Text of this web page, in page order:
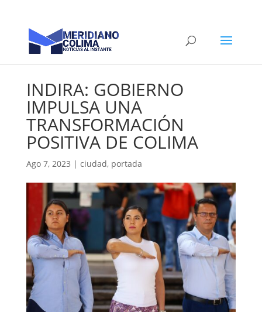
INDIRA: GOBIERNO
IMPULSA UNA
TRANSFORMACIÓN
POSITIVA DE COLIMA
Ago 7, 2023 | ciudad, portada